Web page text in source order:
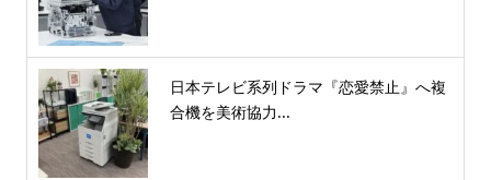
日本テレビ系列ドラマ『恋愛禁止』へ複
合機を美術協力...